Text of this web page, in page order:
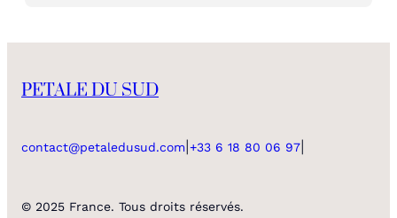
PETALE DU SUD
contact@petaledusud.com +33 6 18 80 06 97
© 2025 France. Tous droits réservés.